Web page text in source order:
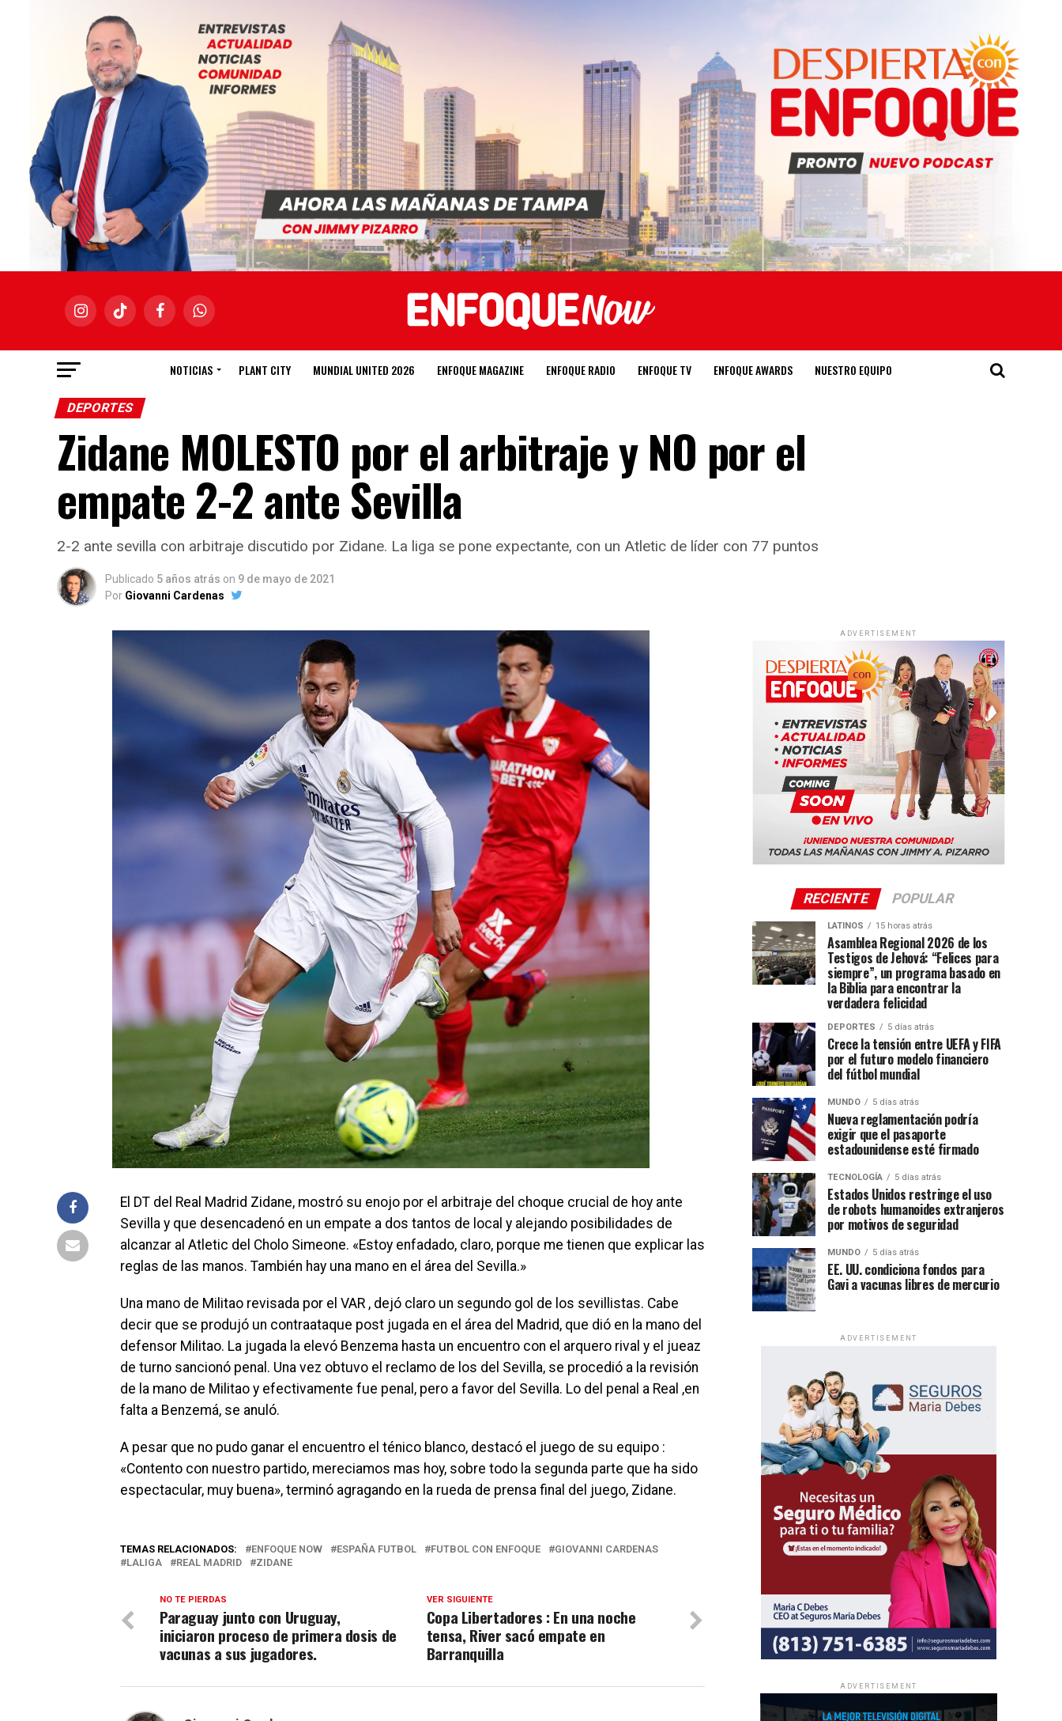
NOTICIAS PLANT CITY MUNDIAL UNITED 2026 ENFOQUE MAGAZINE ENFOQUE RADIO ENFOQUE TV ENFOQUE AWARDS NUESTRO EQUIPO
DEPORTES
Zidane MOLESTO por el arbitraje y NO por el
empate 2-2 ante Sevilla
2-2 ante sevilla con arbitraje discutido por Zidane. La liga se pone expectante, con un Atletic de líder con 77 puntos
Publicado 5 años atrás on 9 de mayo de 2021
Por Giovanni Cardenas
El DT del Real Madrid Zidane, mostró su enojo por el arbitraje del choque crucial de hoy ante
Sevilla y que desencadenó en un empate a dos tantos de local y alejando posibilidades de
alcanzar al Atletic del Cholo Simeone. «Estoy enfadado, claro, porque me tienen que explicar las
reglas de las manos. También hay una mano en el área del Sevilla.»
Una mano de Militao revisada por el VAR , dejó claro un segundo gol de los sevillistas. Cabe
decir que se produjó un contraataque post jugada en el área del Madrid, que dió en la mano del
defensor Militao. La jugada la elevó Benzema hasta un encuentro con el arquero rival y el jueaz
de turno sancionó penal. Una vez obtuvo el reclamo de los del Sevilla, se procedió a la revisión
de la mano de Militao y efectivamente fue penal, pero a favor del Sevilla. Lo del penal a Real ,en
falta a Benzemá, se anuló.
A pesar que no pudo ganar el encuentro el ténico blanco, destacó el juego de su equipo :
«Contento con nuestro partido, mereciamos mas hoy, sobre todo la segunda parte que ha sido
espectacular, muy buena», terminó agragando en la rueda de prensa final del juego, Zidane.
TEMAS RELACIONADOS: ENFOQUE NOW ESPAÑA FUTBOL FUTBOL CON ENFOQUE
GIOVANNI CARDENAS
LALIGA
REAL MADRID ZIDANE
VER SIGUIENTE
Copa Libertadores : En una noche
tensa, River sacó empate en
Barranquilla
NO TE PIERDAS
Paraguay junto con Uruguay,
iniciaron proceso de primera dosis de
vacunas a sus jugadores.
ADVERTISEMENT
RECIENTE POPULAR
LATINOS 15 horas atrás
Asamblea Regional 2026 de los
Testigos de Jehová: “Felices para
siempre”, un programa basado en
la Biblia para encontrar la
verdadera felicidad
DEPORTES 5 días atrás
Crece la tensión entre UEFA y FIFA
por el futuro modelo financiero
del fútbol mundial
MUNDO 5 días atrás
Nueva reglamentación podría
exigir que el pasaporte
estadounidense esté firmado
TECNOLOGÍA 5 días atrás
Estados Unidos restringe el uso
de robots humanoides extranjeros
por motivos de seguridad
MUNDO 5 días atrás
EE. UU. condiciona fondos para
Gavi a vacunas libres de mercurio
ADVERTISEMENT
ADVERTISEMENT